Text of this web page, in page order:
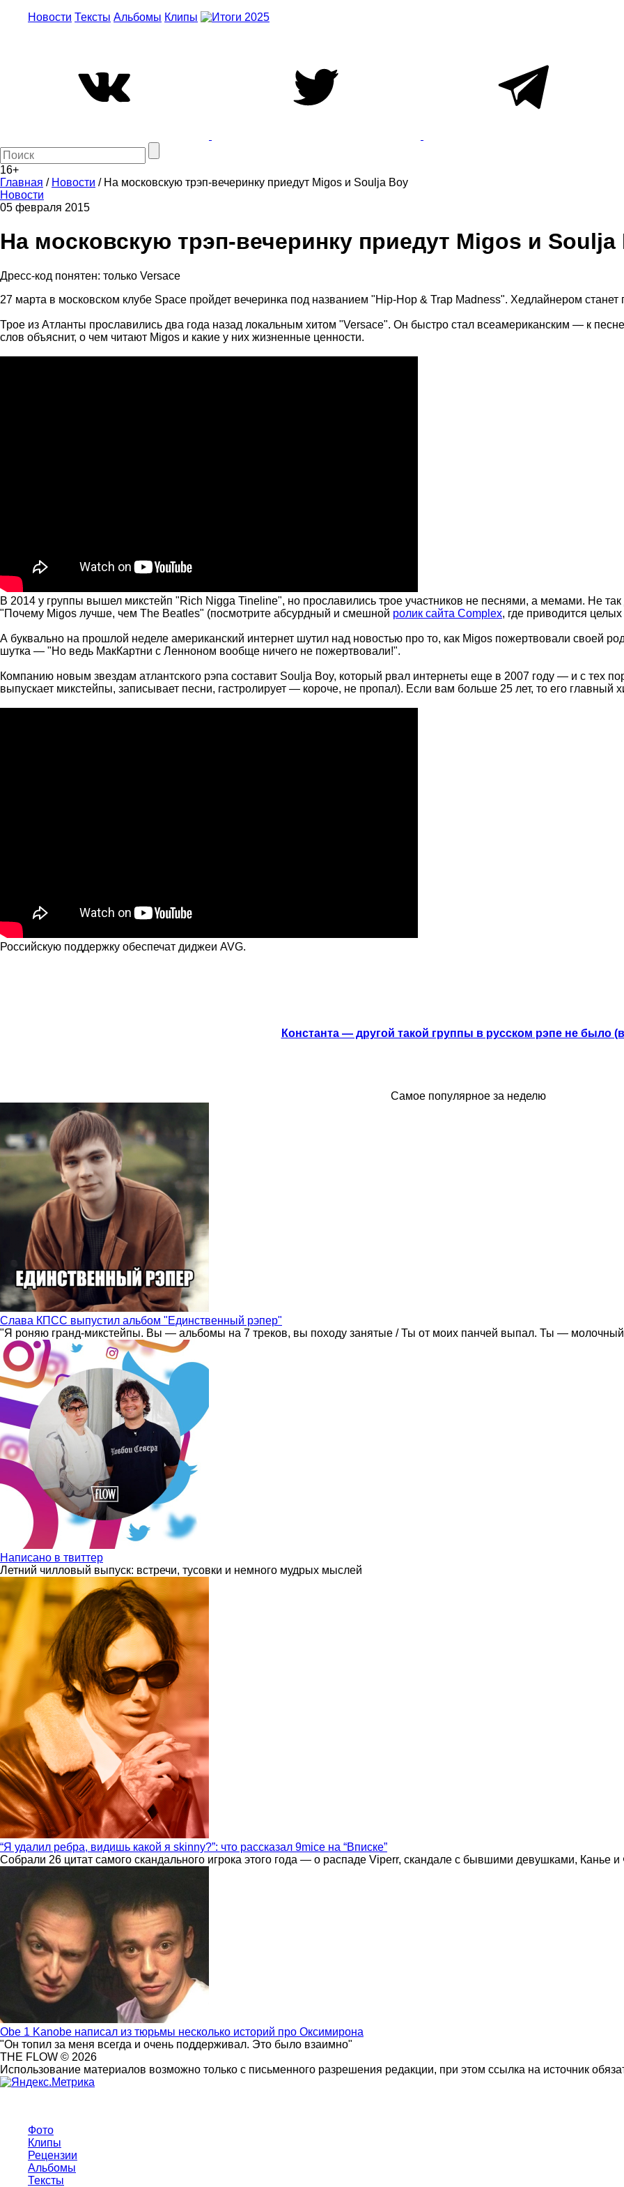
Новости Тексты Альбомы Клипы
16+
Главная / Новости / На московскую трэп-вечеринку приедут Migos и Soulja Boy
Новости
05 февраля 2015
На московскую трэп-вечеринку приедут Migos и Soulja
Дресс-код понятен: только Versace
27 марта в московском клубе Space пройдет вечеринка под названием "Hip-Hop & Trap Madness". Хедлайнером станет
Трое из Атланты прославились два года назад локальным хитом "Versace". Он быстро стал всеамериканским — к
слов объяснит, о чем читают Migos и какие у них жизненные ценности.
В 2014 у группы вышел микстейп "Rich Nigga Tineline", но прославились трое участников не песнями, а мемами. Не
"Почему Migos лучше, чем The Beatles" (посмотрите абсурдный и смешной ролик сайта Complex, где приводится
А буквально на прошлой неделе американский интернет шутил над новостью про то, как Migos пожертвовали своей
шутка — "Но ведь МакКартни с Ленноном вообще ничего не пожертвовали!".
Компанию новым звездам атлантского рэпа составит Soulja Boy, который рвал интернеты еще в 2007 году — и с тех
выпускает микстейпы, записывает песни, гастролирует — короче, не пропал). Если вам больше 25 лет, то его главный
Российскую поддержку обеспечат диджеи AVG.
Константа — другой такой группы в русском рэпе не было
Самое популярное за неделю
Слава КПСС выпустил альбом "Единственный рэпер"
"Я роняю гранд-микстейпы. Вы — альбомы на 7 треков, вы походу занятые / Ты от моих панчей выпал. Ты —
Написано в твиттер
Летний чилловый выпуск: встречи, тусовки и немного мудрых мыслей
“Я удалил ребра, видишь какой я skinny?”: что рассказал 9mice на “Вписке”
Собрали 26 цитат самого скандального игрока этого года — о распаде Viperr, скандале с бывшими девушками, Канье
Obe 1 Kanobe написал из тюрьмы несколько историй про Оксимирона
"Он топил за меня всегда и очень поддерживал. Это было взаимно"
THE FLOW © 2026
Использование материалов возможно только с письменного разрешения редакции, при этом ссылка на источник
Фото
Клипы
Рецензии
Альбомы
Тексты